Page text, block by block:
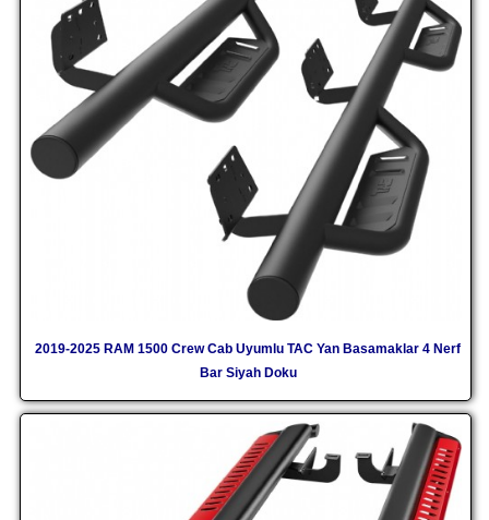
2019-2025 RAM 1500 Crew Cab Uyumlu TAC Yan Basamaklar 4 Nerf
Bar Siyah Doku